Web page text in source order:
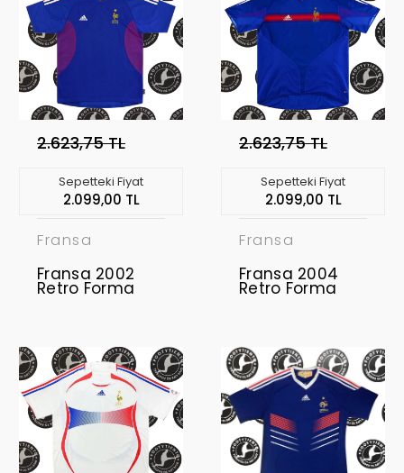
2.623,75 TL
Sepetteki Fiyat
2.099,00 TL
Fransa
Fransa 2002
Retro Forma
2.623,75 TL
Sepetteki Fiyat
2.099,00 TL
Fransa
Fransa 2004
Retro Forma